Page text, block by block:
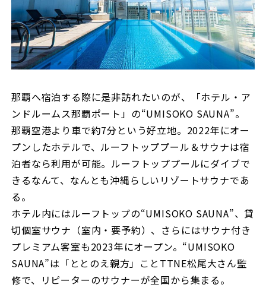
那覇へ宿泊する際に是非訪れたいのが、「ホテル・ア
ンドルームス那覇ポート」の“UMISOKO SAUNA”。
那覇空港より車で約7分という好立地。2022年にオー
プンしたホテルで、ルーフトッププール＆サウナは宿
泊者なら利用が可能。ルーフトッププールにダイブで
きるなんて、なんとも沖縄らしいリゾートサウナであ
る。
ホテル内にはルーフトップの“UMISOKO SAUNA”、貸
切個室サウナ（室内・要予約）、さらにはサウナ付き
プレミアム客室も2023年にオープン。“UMISOKO
SAUNA”は「ととのえ親方」ことTTNE松尾大さん監
修で、リピーターのサウナーが全国から集まる。